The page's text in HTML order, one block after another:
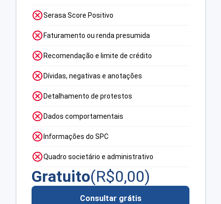
Serasa Score Positivo
Faturamento ou renda presumida
Recomendação e limite de crédito
Dívidas, negativas e anotações
Detalhamento de protestos
Dados comportamentais
Informações do SPC
Quadro societário e administrativo
Gratuito(R$0,00)
Consultar grátis